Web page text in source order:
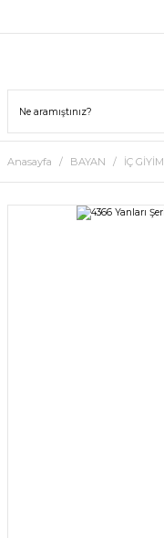
Anasayfa BAYAN İÇ GİYİM